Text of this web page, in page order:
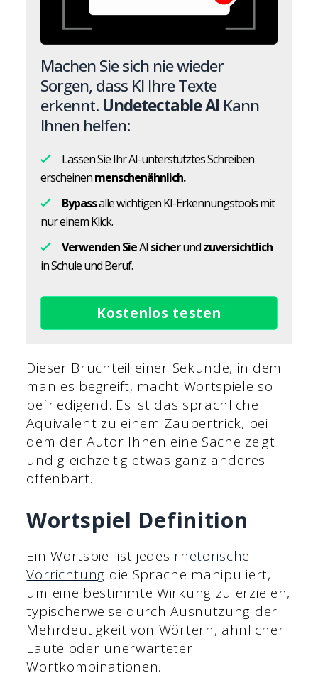
Machen Sie sich nie wieder
Sorgen, dass KI Ihre Texte
erkennt. Undetectable AI Kann
Ihnen helfen:
Lassen Sie Ihr AI-unterstütztes Schreiben
erscheinenmenschenähnlich.
Bypassalle wichtigen KI-Erkennungstools mit
nur einem Klick.
Verwenden SieAI sicherundzuversichtlich
in Schule und Beruf.
Kostenlos testen
Dieser Bruchteil einer Sekunde, in dem
man es begreift, macht Wortspiele so
befriedigend. Es ist das sprachliche
Äquivalent zu einem Zaubertrick, bei
dem der Autor Ihnen eine Sache zeigt
und gleichzeitig etwas ganz anderes
offenbart.
Wortspiel Definition
Ein Wortspiel ist jedes rhetorische
Vorrichtung die Sprache manipuliert,
um eine bestimmte Wirkung zu erzielen,
typischerweise durch Ausnutzung der
Mehrdeutigkeit von Wörtern, ähnlicher
Laute oder unerwarteter
Wortkombinationen.